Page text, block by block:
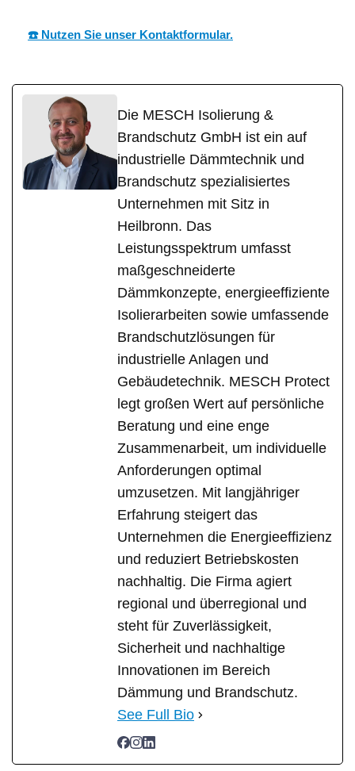
☎️ Nutzen Sie unser Kontaktformular.
Die MESCH Isolierung &
Brandschutz GmbH ist ein auf
industrielle Dämmtechnik und
Brandschutz spezialisiertes
Unternehmen mit Sitz in
Heilbronn. Das
Leistungsspektrum umfasst
maßgeschneiderte
Dämmkonzepte, energieeffiziente
Isolierarbeiten sowie umfassende
Brandschutzlösungen für
industrielle Anlagen und
Gebäudetechnik. MESCH Protect
legt großen Wert auf persönliche
Beratung und eine enge
Zusammenarbeit, um individuelle
Anforderungen optimal
umzusetzen. Mit langjähriger
Erfahrung steigert das
Unternehmen die Energieeffizienz
und reduziert Betriebskosten
nachhaltig. Die Firma agiert
regional und überregional und
steht für Zuverlässigkeit,
Sicherheit und nachhaltige
Innovationen im Bereich
Dämmung und Brandschutz.
See Full Bio